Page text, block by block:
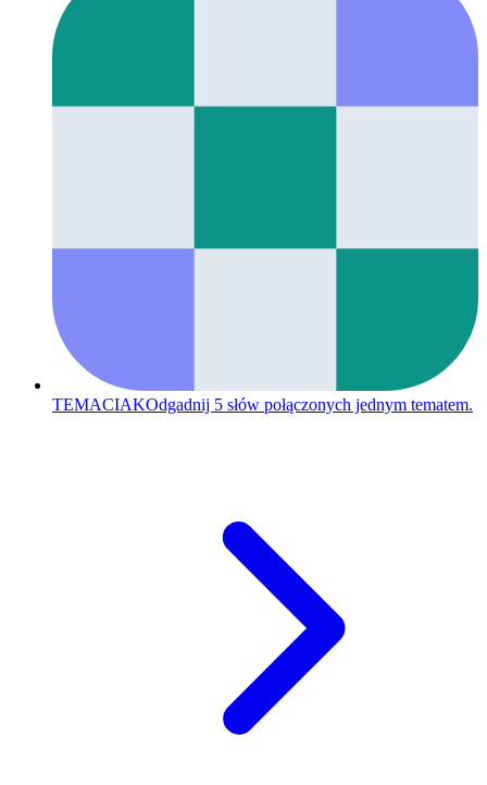
TEMACIAKOdgadnij 5 słów połączonych jednym tematem.